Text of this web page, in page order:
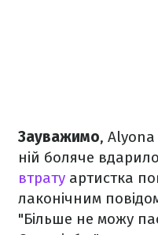
Зауважимо,
ній боляче
втрату артистка
лаконічним
"Більше не можу